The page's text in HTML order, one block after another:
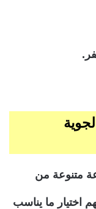
متنوعة من
اختيار ما يناسب